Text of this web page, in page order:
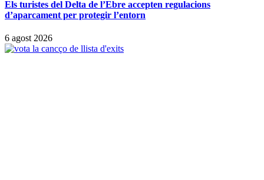
Els turistes del Delta de l’Ebre accepten regulacions
d’aparcament per protegir l’entorn
6 agost 2026